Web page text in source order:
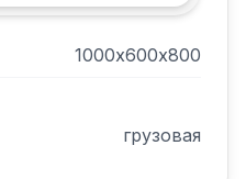
1000х600х800
грузовая